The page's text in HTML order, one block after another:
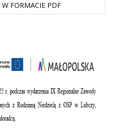
FORMACIE PDF